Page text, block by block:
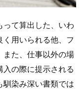
って算出した、いわ
用いられる他、フ
また、仕事以外の場
の際に提示される
染み深い書類では